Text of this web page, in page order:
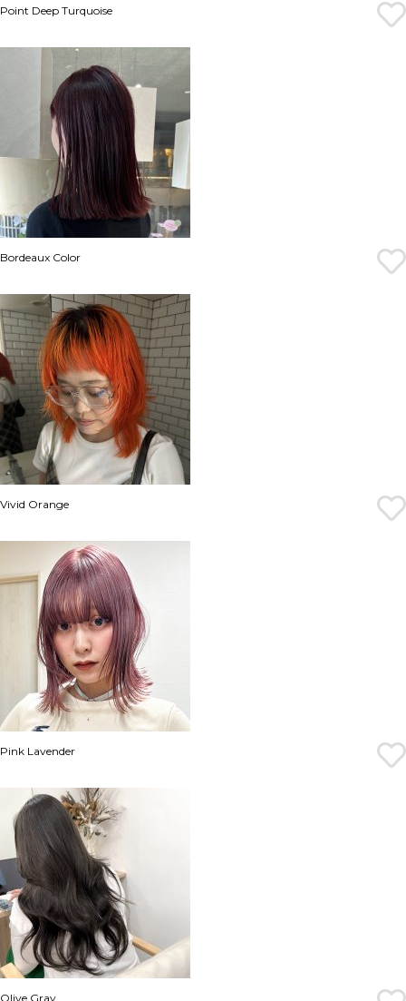
Point Deep Turquoise
Bordeaux Color
Vivid Orange
Pink Lavender
Olive Gray